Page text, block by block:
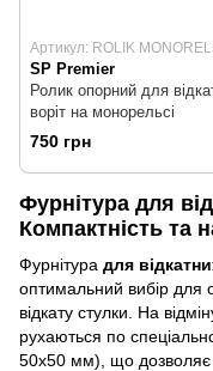
Артикул: ROLIK
SP Premier
Ролик опорний для
воріт на монорельсі
750 грн
Фурнітура для
Компактність та
Фурнітура для
оптимальний вибір для
відкату стулки. На
рухаються по
50х50 мм), що дозволяє